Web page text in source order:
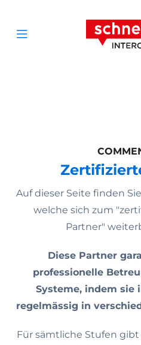
Open menu
Auf dieser Seite finden
welche sich zum
Partner"
Diese Partner
professionelle
Systeme, indem sie
regelmässig in
Für sämtliche Stufen